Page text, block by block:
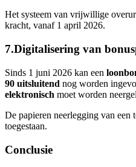
Het systeem van vrijwillige
kracht, vanaf 1 april 2026.
7.Digitalisering van
Sinds 1 juni 2026 kan een
90 uitsluitend nog worden
elektronisch moet worden
De papieren neerlegging van een
toegestaan.
Conclusie